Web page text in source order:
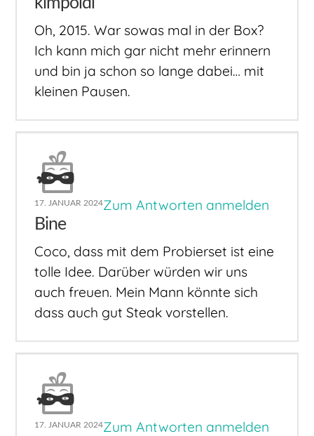
Oh, 2015. War sowas mal in der Box?
Ich kann mich gar nicht mehr erinnern
und bin ja schon so lange dabei… mit
kleinen Pausen.
17. JANUAR 2024Zum Antworten anmelden
Bine
Coco, dass mit dem Probierset ist eine
tolle Idee. Darüber würden wir uns
auch freuen. Mein Mann könnte sich
dass auch gut Steak vorstellen.
17. JANUAR 2024Zum Antworten anmelden